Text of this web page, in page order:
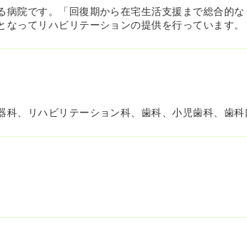
病院です。「回復期から在宅生活支援まで総合的
ってリハビリテーションの提供を行っています。
科、リハビリテーション科、歯科、小児歯科、歯